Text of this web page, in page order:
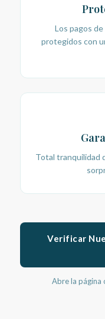
Los pagos
protegidos con
Total tranquilidad
Verificar
Abre la página